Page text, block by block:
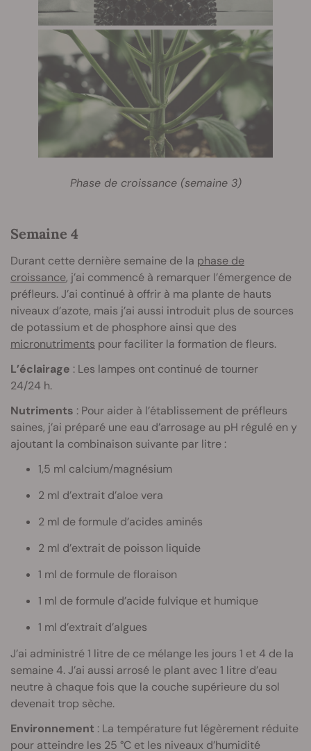
Phase de croissance (semaine 3)
Semaine 4
Durant cette dernière semaine de la phase de
croissance, j’ai commencé à remarquer l’émergence de
préfleurs. J’ai continué à offrir à ma plante de hauts
niveaux d’azote, mais j’ai aussi introduit plus de sources
de potassium et de phosphore ainsi que des
micronutriments pour faciliter la formation de fleurs.
L’éclairage : Les lampes ont continué de tourner
24/24 h.
Nutriments : Pour aider à l’établissement de préfleurs
saines, j’ai préparé une eau d’arrosage au pH régulé en y
ajoutant la combinaison suivante par litre :
1,5 ml calcium/magnésium
2 ml d’extrait d’aloe vera
2 ml de formule d’acides aminés
2 ml d’extrait de poisson liquide
1 ml de formule de floraison
1 ml de formule d’acide fulvique et humique
1 ml d’extrait d’algues
J’ai administré 1 litre de ce mélange les jours 1 et 4 de la
semaine 4. J’ai aussi arrosé le plant avec 1 litre d’eau
neutre à chaque fois que la couche supérieure du sol
devenait trop sèche.
Environnement : La température fut légèrement réduite
pour atteindre les 25 °C et les niveaux d’humidité